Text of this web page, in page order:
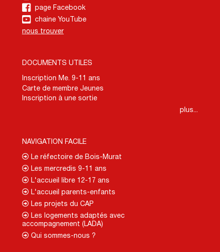
page Facebook
chaine YouTube
nous trouver
DOCUMENTS UTILES
Inscription Me. 9-11 ans
Carte de membre Jeunes
Inscription à une sortie
plus...
NAVIGATION FACILE
Le réfectoire de Bois-Murat
Les mercredis 9-11 ans
L'accueil libre 12-17 ans
L'accueil parents-enfants
Les projets du CAP
Les logements adaptés avec
accompagnement (LADA)
Qui sommes-nous ?